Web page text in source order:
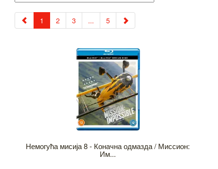
1 2 3 ... 5
Немогућа мисија 8 - Коначна одмазда / Миссион:
Им...